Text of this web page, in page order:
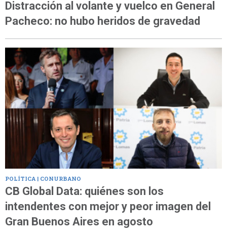
Distracción al volante y vuelco en General
Pacheco: no hubo heridos de gravedad
POLÍTICA | CONURBANO
CB Global Data: quiénes son los
intendentes con mejor y peor imagen del
Gran Buenos Aires en agosto